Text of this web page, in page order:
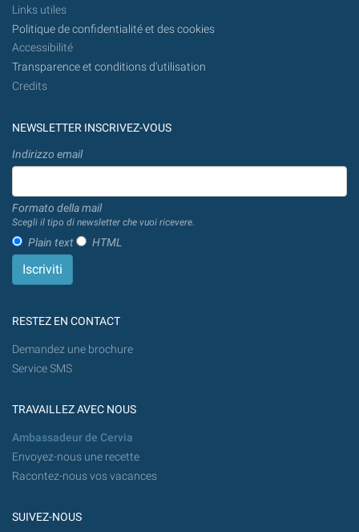
Links utiles
Politique de confidentialité et des cookies
Accessibilité
Transparence et conditions d'utilisation
Credits
NEWSLETTER INSCRIVEZ-VOUS
Indirizzo email
Formato della mail
Scegli il tipo di newsletter che vuoi ricevere.
Plain text HTML
RESTEZ EN CONTACT
Demandez une brochure
Service SMS
TRAVAILLEZ AVEC NOUS
Ambassadeur de Cervia
Envoyez-nous une recette
Racontez-nous vos vacances
SUIVEZ-NOUS